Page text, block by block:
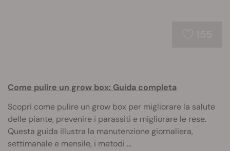
Come pulire un grow box: Guida completa
Scopri come pulire un grow box per migliorare la salute
delle piante, prevenire i parassiti e migliorare le rese.
Questa guida illustra la manutenzione giornaliera,
settimanale e mensile, i metodi ...